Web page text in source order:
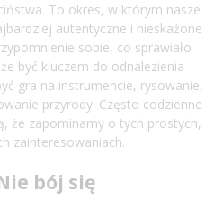
To okres, w którym nasze
autentyczne i nieskażone
sobie, co sprawiało
być kluczem do odnalezienia
gra na instrumencie, rysowanie,
przyrody. Często codzienne
że zapominamy o tych prostych,
zainteresowaniach.
bój się